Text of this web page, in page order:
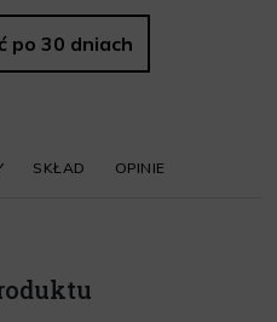
po 30 dniach
SKŁAD OPINIE